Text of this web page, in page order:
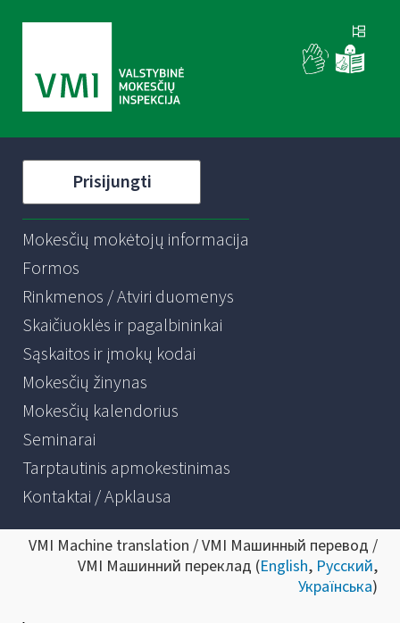
Prisijungti
Mokesčių mokėtojų informacija
Formos
Rinkmenos / Atviri duomenys
Skaičiuoklės ir pagalbininkai
Sąskaitos ir įmokų kodai
Mokesčių žinynas
Mokesčių kalendorius
Seminarai
Tarptautinis apmokestinimas
Kontaktai / Apklausa
VMI Machine translation / VMI Машинный перевод /
VMI Машинний переклад (English, Русский,
Українська)